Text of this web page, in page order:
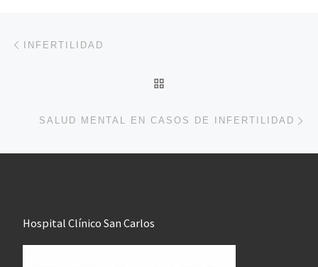
Navegación de entradas
INFERTILIDAD
SALUD MENTAL EN CASOS DE INFERTILIDAD
Hospital Clínico San Carlos